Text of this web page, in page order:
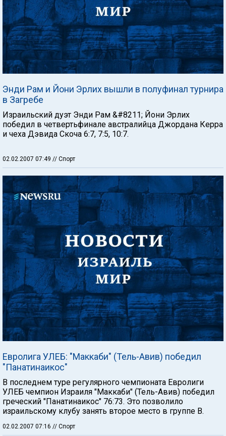
Энди Рам и Йони Эрлих вышли в полуфинал турнира
в Загребе
Израильский дуэт Энди Рам &#8211; Йони Эрлих
победил в четвертьфинале австралийца Джордана Керра
и чеха Дэвида Скоча 6:7, 7:5, 10:7.
02.02.2007 07:49 // Спорт
Евролига УЛЕБ: "Маккаби" (Тель-Авив) победил
"Панатинаикос"
В последнем туре регулярного чемпионата Евролиги
УЛЕБ чемпион Израиля "Маккаби" (Тель-Авив) победил
греческий "Панатинаикос" 76:73. Это позволило
израильскому клубу занять второе место в группе В.
02.02.2007 07:16 // Спорт